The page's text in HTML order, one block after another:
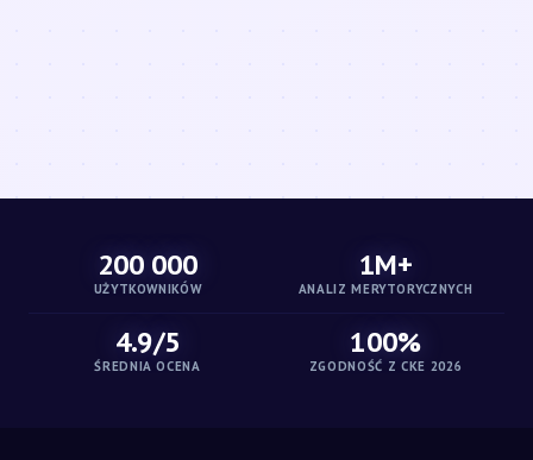
200 000
UŻYTKOWNIKÓW
1M+
ANALIZ MERYTORYCZNYCH
4.9/5
ŚREDNIA OCENA
100%
ZGODNOŚĆ Z CKE 2026